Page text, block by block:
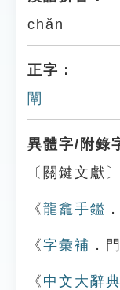
chǎn
正字：
闡
異體字/附錄
〔關鍵文獻〕
《龍龕手鑑
《字彙補 ．
《 中文大辭典